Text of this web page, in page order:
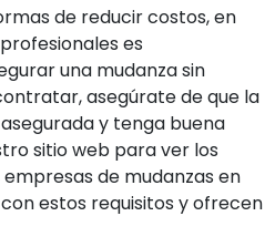
de reducir costos, en
es
una mudanza sin
asegúrate de que la
y tenga buena
sitio web para ver los
de mudanzas en
estos requisitos y ofrecen